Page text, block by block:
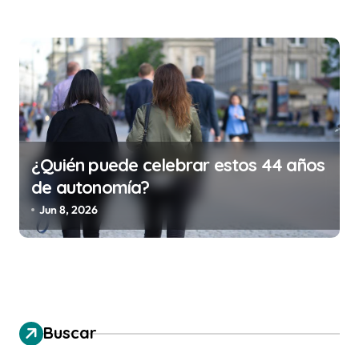
¿Quién puede celebrar estos 44 años
de autonomía?
Jun 8, 2026
Buscar